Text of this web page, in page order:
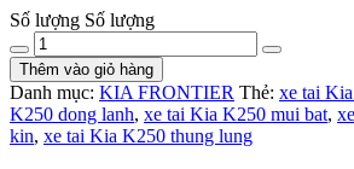
Số lượng Số lượng
Thêm vào giỏ hàng
Danh mục: KIA FRONTIER Thẻ: xe tai
K250 dong lanh, xe tai Kia K250 mui bat,
kin, xe tai Kia K250 thung lung